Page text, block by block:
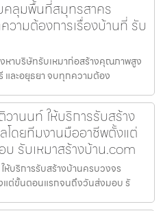
ลุมพื้นที่สมุทรสาคร
ามต้องการเรื่องบ้านที่ รับ
หาบริษัทรับเหมาก่อสร้างคุณภาพสูง
ละอยุธยา จบทุกความต้อง
านนท์ ให้บริการรับสร้าง
ดยทีมงานมืออาชีพตั้งแต่
รับเหมาสร้างบ้าน.com
บริการรับสร้างบ้านครบวงจร
ต่ขั้นตอนแรกจนถึงวันส่งมอบ รั